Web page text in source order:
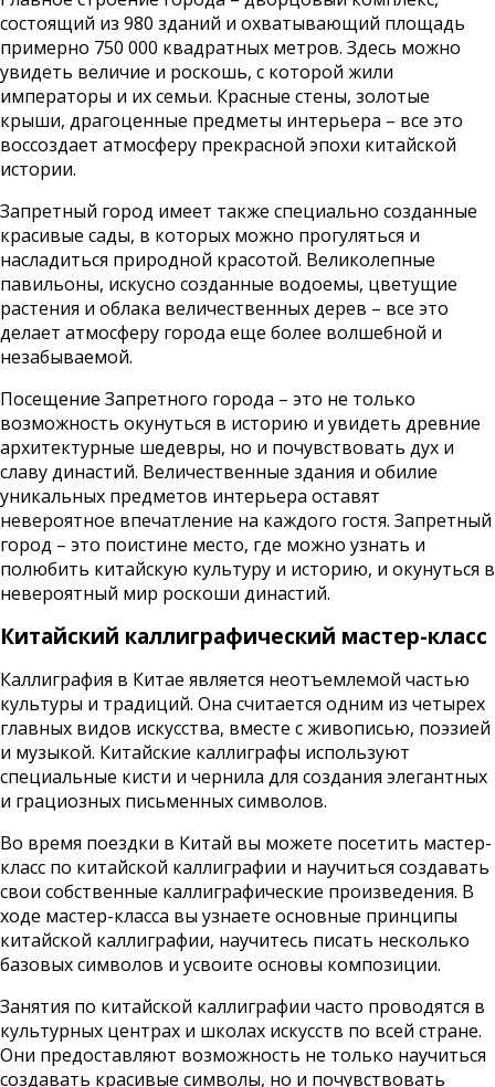
состоящий из 980 зданий и охватывающий площадь
примерно 750 000 квадратных метров. Здесь можно
увидеть величие и роскошь, с которой жили
императоры и их семьи. Красные стены, золотые
крыши, драгоценные предметы интерьера – все это
воссоздает атмосферу прекрасной эпохи китайской
истории.
Запретный город имеет также специально созданные
красивые сады, в которых можно прогуляться и
насладиться природной красотой. Великолепные
павильоны, искусно созданные водоемы, цветущие
растения и облака величественных дерев – все это
делает атмосферу города еще более волшебной и
незабываемой.
Посещение Запретного города – это не только
возможность окунуться в историю и увидеть древние
архитектурные шедевры, но и почувствовать дух и
славу династий. Величественные здания и обилие
уникальных предметов интерьера оставят
невероятное впечатление на каждого гостя. Запретный
город – это поистине место, где можно узнать и
полюбить китайскую культуру и историю, и окунуться в
невероятный мир роскоши династий.
Китайский каллиграфический мастер-класс
Каллиграфия в Китае является неотъемлемой частью
культуры и традиций. Она считается одним из четырех
главных видов искусства, вместе с живописью, поэзией
и музыкой. Китайские каллиграфы используют
специальные кисти и чернила для создания элегантных
и грациозных письменных символов.
Во время поездки в Китай вы можете посетить мастер-
класс по китайской каллиграфии и научиться создавать
свои собственные каллиграфические произведения. В
ходе мастер-класса вы узнаете основные принципы
китайской каллиграфии, научитесь писать несколько
базовых символов и усвоите основы композиции.
Занятия по китайской каллиграфии часто проводятся в
культурных центрах и школах искусств по всей стране.
Они предоставляют возможность не только научиться
создавать красивые символы, но и почувствовать